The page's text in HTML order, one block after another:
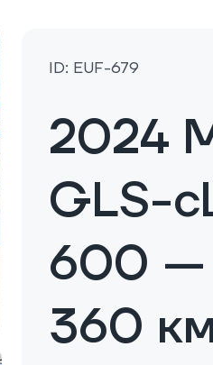
ID: EUF-679
2024
GLS-
600 —
360